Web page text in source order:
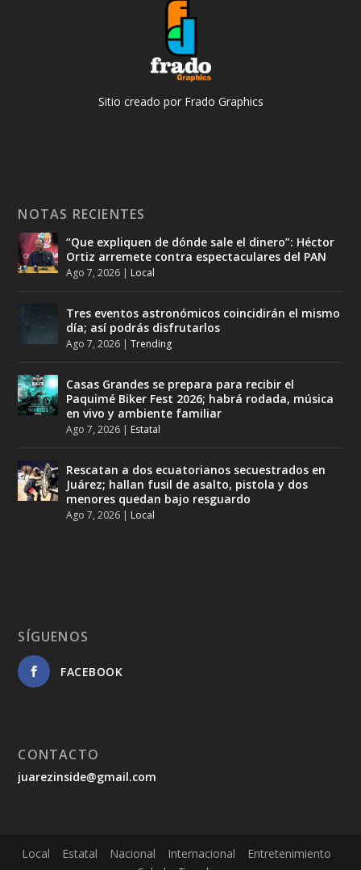
Sitio creado por Frado Graphics
NOTAS RECIENTES
“Que expliquen de dónde sale el dinero”: Héctor
Ortiz arremete contra espectaculares del PAN
Ago 7, 2026 | Local
Tres eventos astronómicos coincidirán el mismo
día; así podrás disfrutarlos
Ago 7, 2026 |Trending
Casas Grandes se prepara para recibir el
Paquimé Biker Fest 2026; habrá rodada, música
en vivo y ambiente familiar
Ago 7, 2026 | Estatal
Rescatan a dos ecuatorianos secuestrados en
Juárez; hallan fusil de asalto, pistola y dos
menores quedan bajo resguardo
Ago 7, 2026 | Local
SÍGUENOS
FACEBOOK
CONTACTO
juarezinside@gmail.com
Local Estatal Nacional Internacional
Entretenimiento